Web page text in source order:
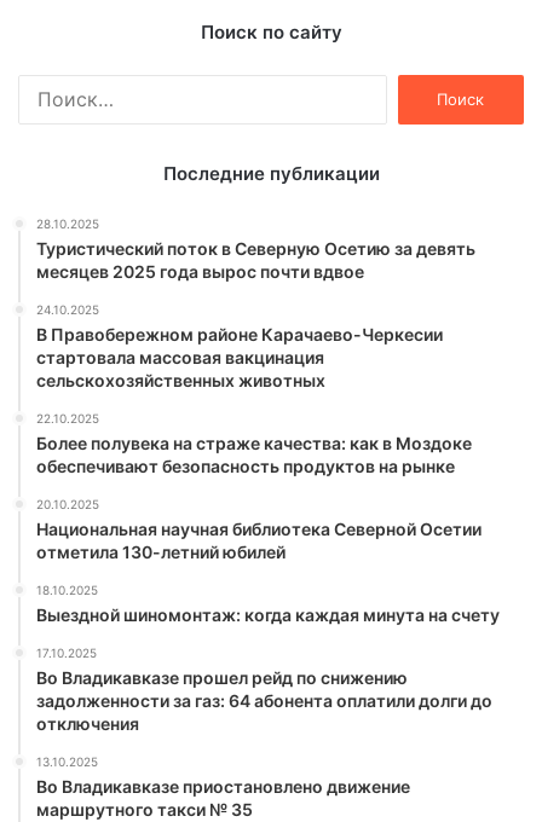
Поиск по сайту
Последние публикации
28.10.2025
Туристический поток в Северную Осетию за девять
месяцев 2025 года вырос почти вдвое
24.10.2025
В Правобережном районе Карачаево-Черкесии
стартовала массовая вакцинация
сельскохозяйственных животных
22.10.2025
Более полувека на страже качества: как в Моздоке
обеспечивают безопасность продуктов на рынке
20.10.2025
Национальная научная библиотека Северной Осетии
отметила 130-летний юбилей
18.10.2025
Выездной шиномонтаж: когда каждая минута на счету
17.10.2025
Во Владикавказе прошел рейд по снижению
задолженности за газ: 64 абонента оплатили долги до
отключения
13.10.2025
Во Владикавказе приостановлено движение
маршрутного такси № 35